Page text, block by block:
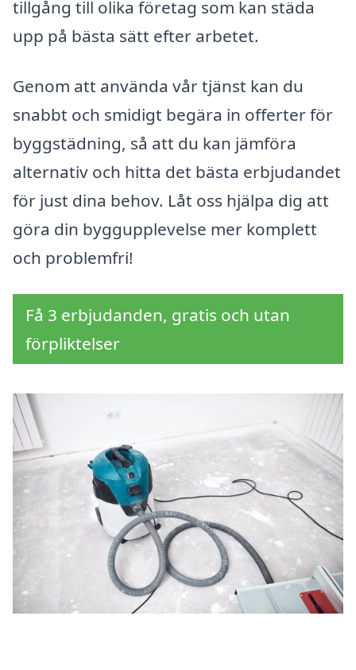
tillgång till olika företag som kan städa
upp på bästa sätt efter arbetet.
Genom att använda vår tjänst kan du
snabbt och smidigt begära in offerter för
byggstädning, så att du kan jämföra
alternativ och hitta det bästa erbjudandet
för just dina behov. Låt oss hjälpa dig att
göra din byggupplevelse mer komplett
och problemfri!
Få 3 erbjudanden, gratis och utan
förpliktelser